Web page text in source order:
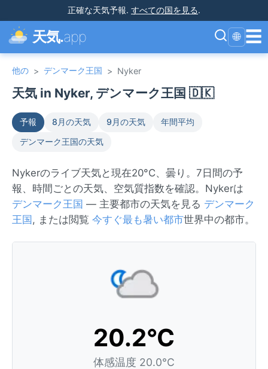
正確な天気予報. すべての国を見る.
天気.app 🌐 ☰
他の > デンマーク王国 > Nyker
天気 in Nyker, デンマーク王国 🇩🇰
予報 8月の天気 9月の天気
年間平均
デンマーク王国の天気
Nykerのライブ天気と現在20°C、曇り。7日間の予
報、時間ごとの天気、空気質指数を確認。Nykerは
デンマーク王国 — 主要都市の天気を見る デンマーク
王国 , または閲覧 今すぐ最も暑い都市世界中の都市。
20.2°C
体感温度 20.0°C